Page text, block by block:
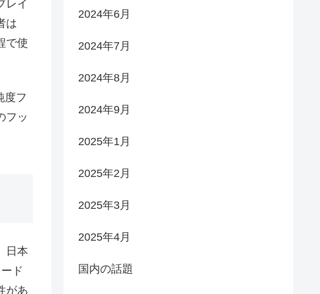
レイ
は
で使
度フ
フッ
日本
ド
があ
2024年6月
2024年7月
2024年8月
2024年9月
2025年1月
2025年2月
2025年3月
2025年4月
国内の話題